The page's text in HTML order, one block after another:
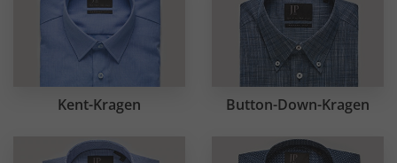
Kent-Kragen Button-Down-Kragen